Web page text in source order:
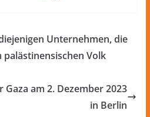
Unternehmen, die
Volk
am 2. Dezember 2023
in Berlin